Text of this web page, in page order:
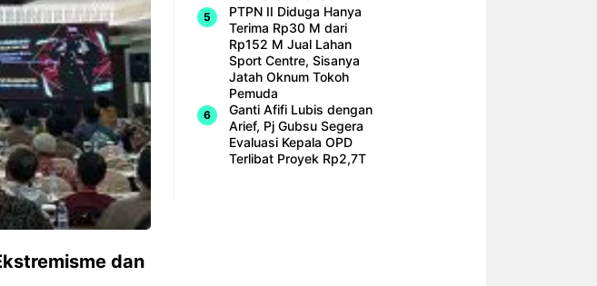
dan
PTPN II Diduga Hanya
Terima Rp30 M dari
Rp152 M Jual Lahan
Sport Centre, Sisanya
Jatah Oknum Tokoh
Pemuda
Ganti Afifi Lubis dengan
Arief, Pj Gubsu Segera
Evaluasi Kepala OPD
Terlibat Proyek Rp2,7T